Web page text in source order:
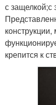
с защелкой;с
крепится к